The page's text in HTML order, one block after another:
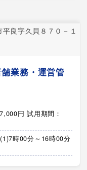
良字久貝８７０－１
業務・運営管
円 試用期間：
時00分～16時00分